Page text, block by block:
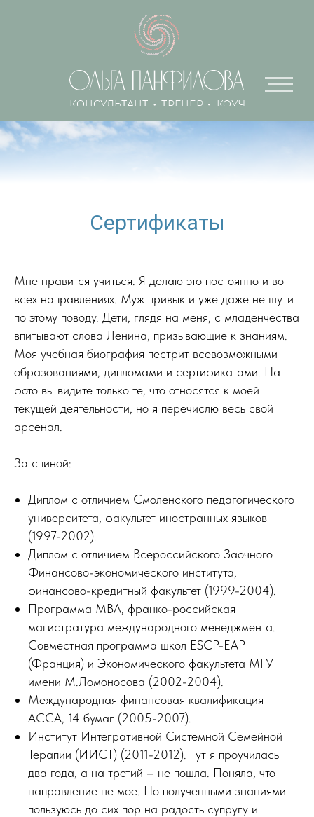
ФАСИЛИТАЦИЯ
КОУЧИНГ И НАСТАВНИЧЕСТВО
КОНТАКТЫ
ГЛАВНАЯ
ТРЕНИНГИ
Сертификаты
Мне нравится учиться. Я делаю это постоянно и во
всех направлениях. Муж привык и уже даже не шутит
по этому поводу. Дети, глядя на меня, с младенчества
впитывают слова Ленина, призывающие к знаниям.
Моя учебная биография пестрит всевозможными
образованиями, дипломами и сертификатами. На
фото вы видите только те, что относятся к моей
текущей деятельности, но я перечислю весь свой
арсенал.
За спиной:
Диплом с отличием Смоленского педагогического
университета, факультет иностранных языков
(1997-2002).
Диплом с отличием Всероссийского Заочного
Финансово-экономического института,
финансово-кредитный факультет (1999-2004).
Программа МВА, франко-российская
магистратура международного менеджмента.
Совместная программа школ ESCP-EAP
(Франция) и Экономического факультета МГУ
имени М.Ломоносова (2002-2004).
Международная финансовая квалификация
АССА, 14 бумаг (2005-2007).
Институт Интегративной Системной Семейной
Терапии (ИИСТ) (2011-2012). Тут я проучилась
два года, а на третий – не пошла. Поняла, что
направление не мое. Но полученными знаниями
пользуюсь до сих пор на радость супругу и